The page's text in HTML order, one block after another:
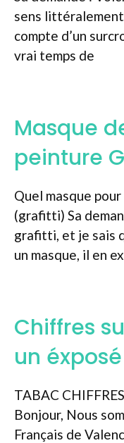
sens littéralement
compte d’un
vrai temps de
Masque
peinture
Quel masque
(grafitti) Sa
grafitti, et je sais
un masque, il en
Chiffres
un éxposé
TABAC
Bonjour, Nous
Français de